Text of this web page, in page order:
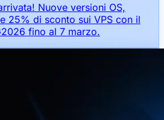
Nuove versioni OS,
25% di sconto sui VPS con il
fino al 7 marzo.